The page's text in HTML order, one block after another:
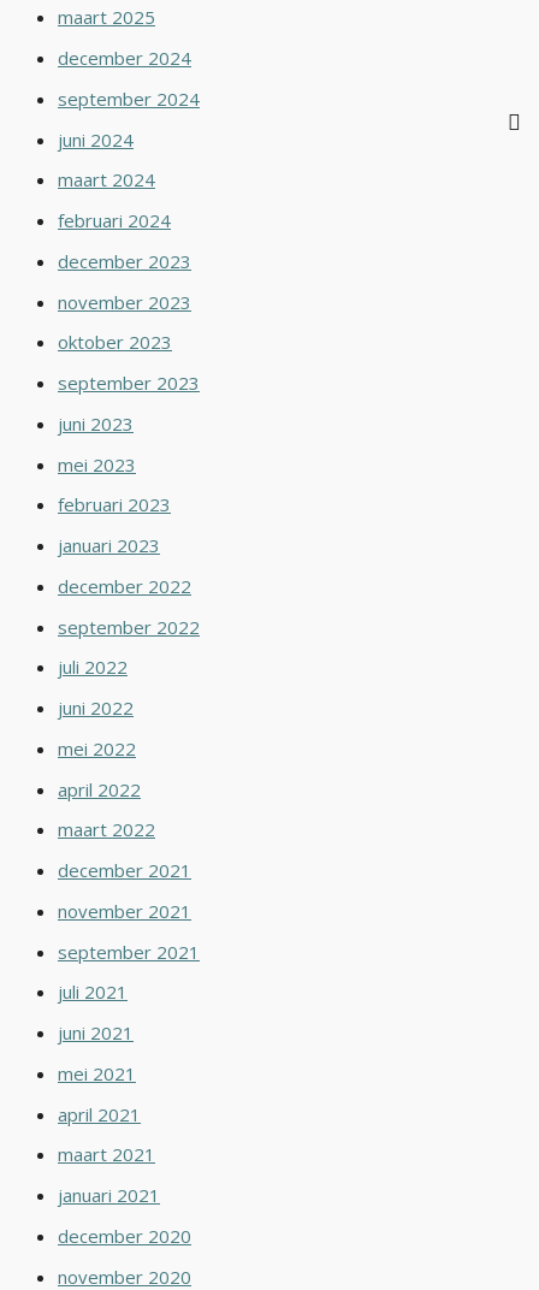
maart 2025
december 2024
september 2024
juni 2024
maart 2024
februari 2024
december 2023
november 2023
oktober 2023
september 2023
juni 2023
mei 2023
februari 2023
januari 2023
december 2022
september 2022
juli 2022
juni 2022
mei 2022
april 2022
maart 2022
december 2021
november 2021
september 2021
juli 2021
juni 2021
mei 2021
april 2021
maart 2021
januari 2021
december 2020
november 2020